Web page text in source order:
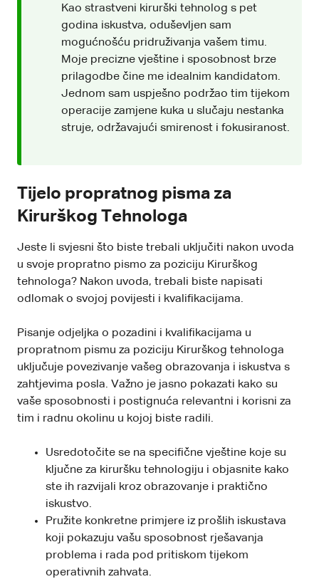
Kao strastveni kirurški tehnolog s pet
godina iskustva, oduševljen sam
mogućnošću pridruživanja vašem timu.
Moje precizne vještine i sposobnost brze
prilagodbe čine me idealnim kandidatom.
Jednom sam uspješno podržao tim tijekom
operacije zamjene kuka u slučaju nestanka
struje, održavajući smirenost i fokusiranost.
Tijelo propratnog pisma za
Kirurškog Tehnologa
Jeste li svjesni što biste trebali uključiti nakon uvoda
u svoje propratno pismo za poziciju Kirurškog
tehnologa? Nakon uvoda, trebali biste napisati
odlomak o svojoj povijesti i kvalifikacijama.
Pisanje odjeljka o pozadini i kvalifikacijama u
propratnom pismu za poziciju Kirurškog tehnologa
uključuje povezivanje vašeg obrazovanja i iskustva s
zahtjevima posla. Važno je jasno pokazati kako su
vaše sposobnosti i postignuća relevantni i korisni za
tim i radnu okolinu u kojoj biste radili.
Usredotočite se na specifične vještine koje su
ključne za kiruršku tehnologiju i objasnite kako
ste ih razvijali kroz obrazovanje i praktično
iskustvo.
Pružite konkretne primjere iz prošlih iskustava
koji pokazuju vašu sposobnost rješavanja
problema i rada pod pritiskom tijekom
operativnih zahvata.